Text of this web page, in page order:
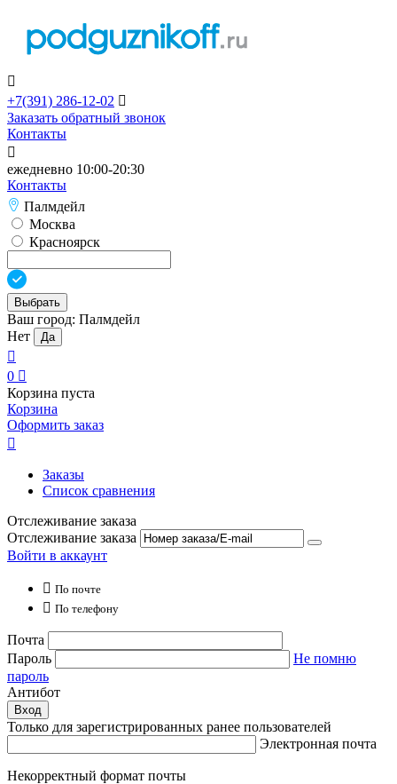

+7(391) 286-12-02 
Заказать обратный звонок
Контакты

ежедневно 10:00-20:30
Контакты
Палмдейл
Москва
Красноярск
Выбрать
Ваш город: Палмдейл
Нет
Да

0 
Корзина пуста
Корзина
Оформить заказ

Заказы
Список сравнения
Отслеживание заказа
Отслеживание заказа
Войти в аккаунт
 По почте
 По телефону
Почта
Пароль
Не помню
пароль
Антибот
Вход
Только для зарегистрированных ранее пользователей
Электронная почта
Некорректный формат почты